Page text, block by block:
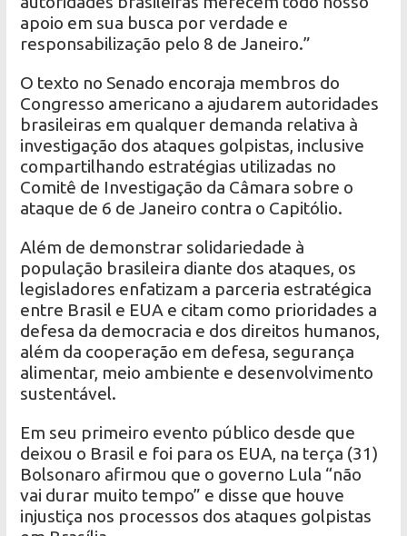
apoio em sua busca por verdade e
responsabilização pelo 8 de Janeiro.”
O texto no Senado encoraja membros do
Congresso americano a ajudarem autoridades
brasileiras em qualquer demanda relativa à
investigação dos ataques golpistas, inclusive
compartilhando estratégias utilizadas no
Comitê de Investigação da Câmara sobre o
ataque de 6 de Janeiro contra o Capitólio.
Além de demonstrar solidariedade à
população brasileira diante dos ataques, os
legisladores enfatizam a parceria estratégica
entre Brasil e EUA e citam como prioridades a
defesa da democracia e dos direitos humanos,
além da cooperação em defesa, segurança
alimentar, meio ambiente e desenvolvimento
sustentável.
Em seu primeiro evento público desde que
deixou o Brasil e foi para os EUA, na terça (31)
Bolsonaro afirmou que o governo Lula “não
vai durar muito tempo” e disse que houve
injustiça nos processos dos ataques golpistas